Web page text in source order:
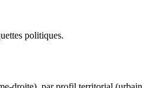
politiques.